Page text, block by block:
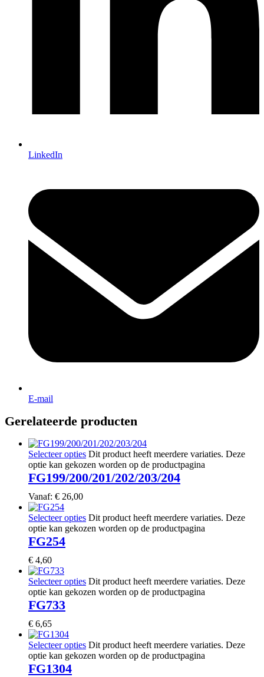
LinkedIn
E-mail
Gerelateerde producten
Selecteer opties Dit product heeft meerdere variaties. Deze
optie kan gekozen worden op de productpagina
FG199/200/201/202/203/204
Vanaf: € 26,00
Selecteer opties Dit product heeft meerdere variaties. Deze
optie kan gekozen worden op de productpagina
FG254
€ 4,60
Selecteer opties Dit product heeft meerdere variaties. Deze
optie kan gekozen worden op de productpagina
FG733
€ 6,65
Selecteer opties Dit product heeft meerdere variaties. Deze
optie kan gekozen worden op de productpagina
FG1304